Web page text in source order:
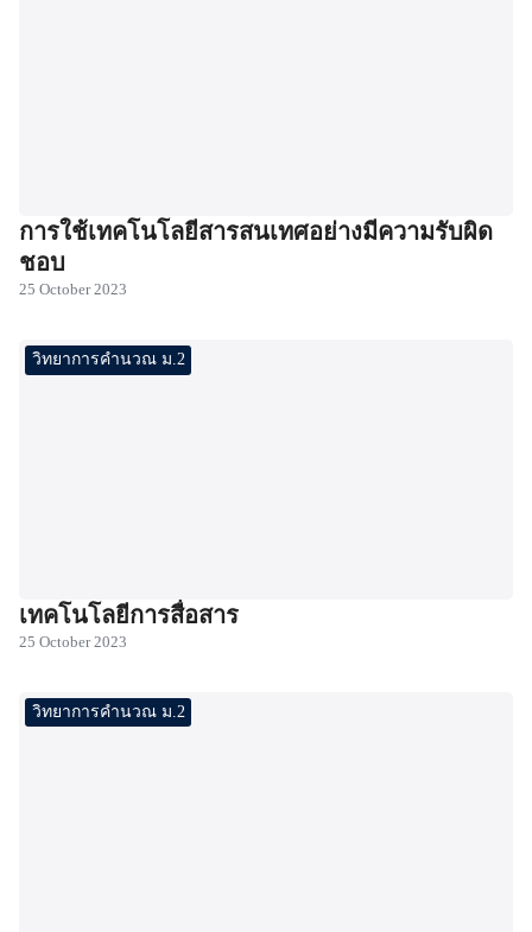
การใช้เทคโนโลยีสารสนเทศอย่างมีความรับผิด
ชอบ
25 October 2023
วิทยาการคำนวณ ม.2
เทคโนโลยีการสื่อสาร
25 October 2023
วิทยาการคำนวณ ม.2